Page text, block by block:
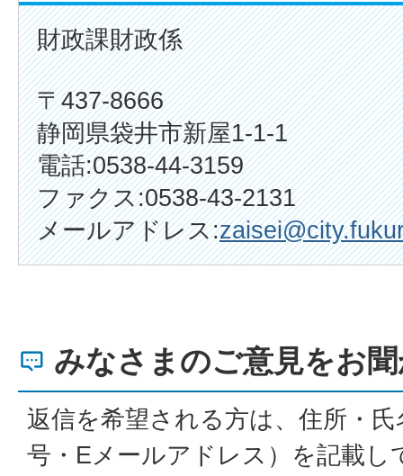
財政課財政係
〒437-8666
静岡県袋井市新屋1-1-1
電話:0538-44-3159
ファクス:0538-43-2131
メールアドレス:
みなさまのご意見をお
返信を希望される方は、住所・
号・Eメールアドレス）を記載し